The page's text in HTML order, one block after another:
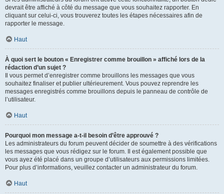
devrait être affiché à côté du message que vous souhaitez rapporter. En
cliquant sur celui-ci, vous trouverez toutes les étapes nécessaires afin de
rapporter le message.
Haut
À quoi sert le bouton « Enregistrer comme brouillon » affiché lors de la
rédaction d’un sujet ?
Il vous permet d’enregistrer comme brouillons les messages que vous
souhaitez finaliser et publier ultérieurement. Vous pouvez reprendre les
messages enregistrés comme brouillons depuis le panneau de contrôle de
l’utilisateur.
Haut
Pourquoi mon message a-t-il besoin d’être approuvé ?
Les administrateurs du forum peuvent décider de soumettre à des vérifications
les messages que vous rédigez sur le forum. Il est également possible que
vous ayez été placé dans un groupe d’utilisateurs aux permissions limitées.
Pour plus d’informations, veuillez contacter un administrateur du forum.
Haut